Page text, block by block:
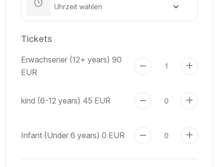
Tickets
Erwachsener (12+ years) 90
EUR
kind (6-12 years) 45 EUR
Infant (Under 6 years) 0 EUR